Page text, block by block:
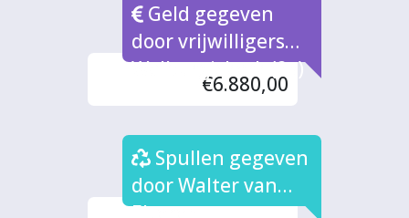
Geld gegeven
door vrijwilligers
Walburgiskerk (2x)
€6.880,00
Spullen gegeven
door Walter van
Elteren